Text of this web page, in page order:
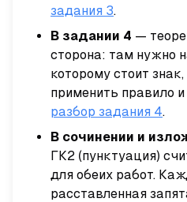
задания 3.
В задании 4 —
сторона: там нужно
которому стоит
применить правило
разбор задания 4.
В сочинении и
ГК2 (пунктуация)
для обеих работ.
расставленная